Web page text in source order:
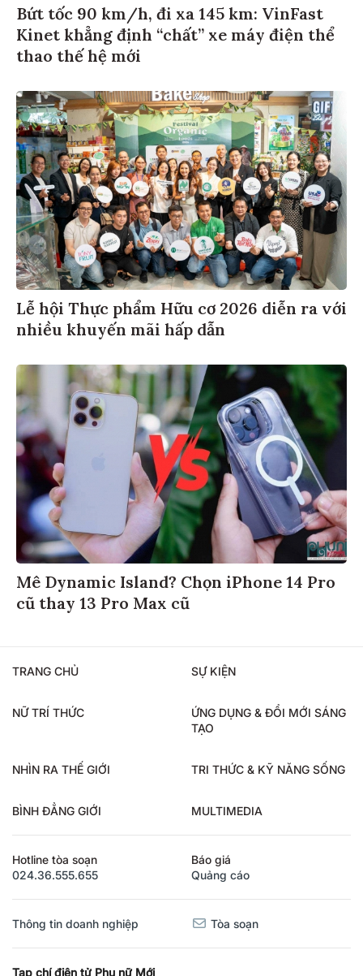
Bứt tốc 90 km/h, đi xa 145 km: VinFast
Kinet khẳng định “chất” xe máy điện thể
thao thế hệ mới
Lễ hội Thực phẩm Hữu cơ 2026 diễn ra với
nhiều khuyến mãi hấp dẫn
Mê Dynamic Island? Chọn iPhone 14 Pro
cũ thay 13 Pro Max cũ
TRANG CHỦ SỰ KIỆN
NỮ TRÍ THỨC
ỨNG DỤNG & ĐỔI MỚI SÁNG
TẠO
NHÌN RA THẾ GIỚI TRI THỨC & KỸ NĂNG SỐNG
BÌNH ĐẲNG GIỚI MULTIMEDIA
Hotline tòa soạn
024.36.555.655
Báo giá
Quảng cáo
Thông tin doanh nghiệp Tòa soạn
Tạp chí điện tử Phụ nữ Mới